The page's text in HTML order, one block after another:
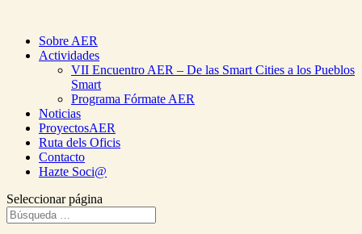
Sobre AER
Actividades
VII Encuentro AER – De las Smart Cities a los Pueblos
Smart
Programa Fórmate AER
Noticias
ProyectosAER
Ruta dels Oficis
Contacto
Hazte Soci@
Seleccionar página